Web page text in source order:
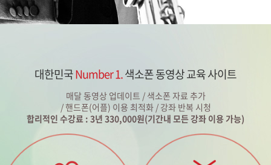
대한민국Number 1.색소폰 동영상 교육 사이트
매달 동영상 업데이트 / 색소폰 자료 추가
/ 핸드폰(어플) 이용 최적화 / 강좌 반복 시청
합리적인 수강료 : 3년 330,000원(기간내 모든 강좌 이용 가능)